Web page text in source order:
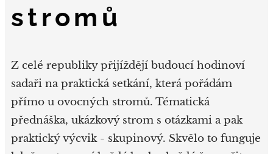
stromů
Z celé republiky přijíždějí budoucí hodinoví
sadaři na praktická setkání, která pořádám
přímo u ovocných stromů. Tématická
přednáška, ukázkový strom s otázkami a pak
praktický výcvik - skupinový. Skvělo to funguje